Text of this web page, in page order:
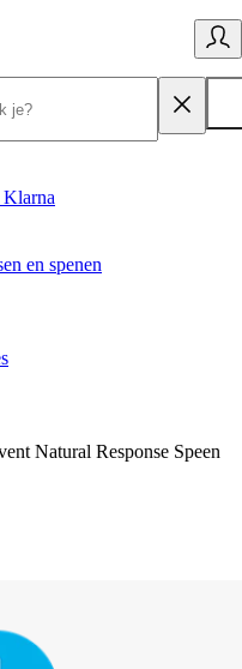
Klarna
en spenen
Natural Response Speen